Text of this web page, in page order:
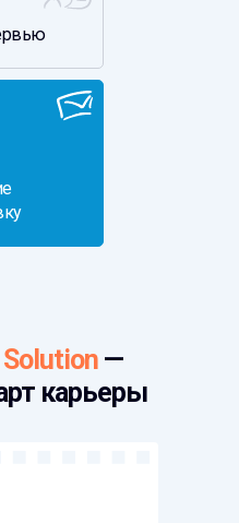
—
карьеры